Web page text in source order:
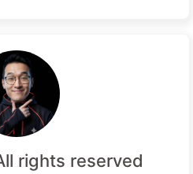
rights reserved